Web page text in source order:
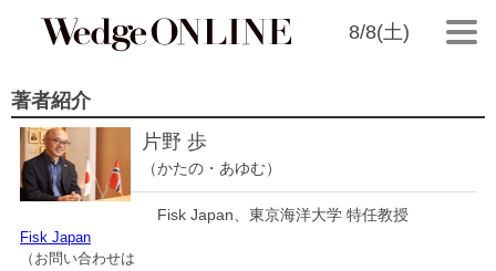
8/8(土)
著者紹介
片野 歩
（かたの・あゆむ）
Fisk Japan、東京海洋大学 特任教授
Fisk Japan
（お問い合わせは